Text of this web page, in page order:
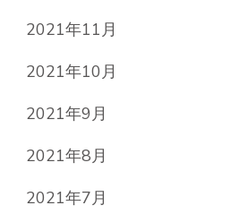
2021年11月
2021年10月
2021年9月
2021年8月
2021年7月